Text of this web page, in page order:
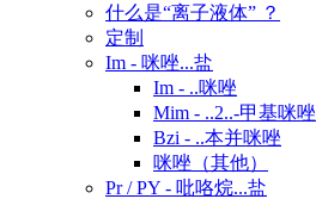
什么是“离子液体” ？
定制
Im - 咪唑...盐
Im - ..咪唑
Mim - ..2..-甲基咪唑
Bzi - ..本并咪唑
咪唑（其他）
Pr / PY - 吡咯烷...盐